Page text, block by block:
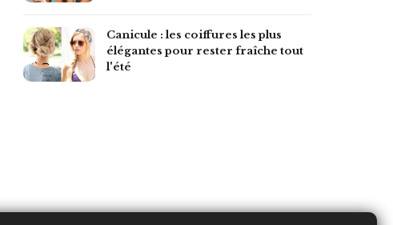
Canicule : les coiffures les plus
élégantes pour rester fraîche tout
l'été